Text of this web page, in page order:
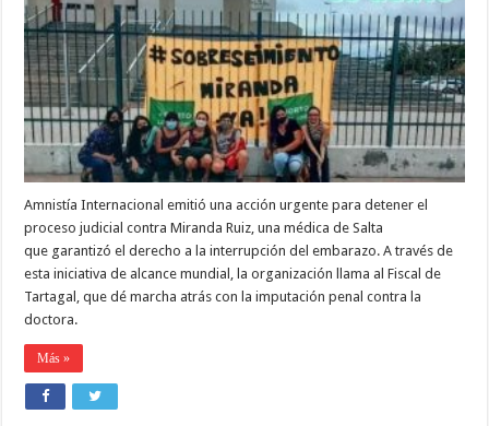
ACCIÓN
URGENTE
GLOBAL
CONTRA
LA
CRIMINALIZACIÓN
DE
LA
MÉDICA
SALTEÑA,
MIRANDA
Amnistía Internacional emitió una acción urgente para detener el
proceso judicial contra Miranda Ruiz, una médica de Salta
que garantizó el derecho a la interrupción del embarazo. A través de
esta iniciativa de alcance mundial, la organización llama al Fiscal de
Tartagal, que dé marcha atrás con la imputación penal contra la
doctora.
Más »